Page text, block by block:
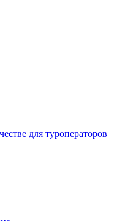
для туроператоров